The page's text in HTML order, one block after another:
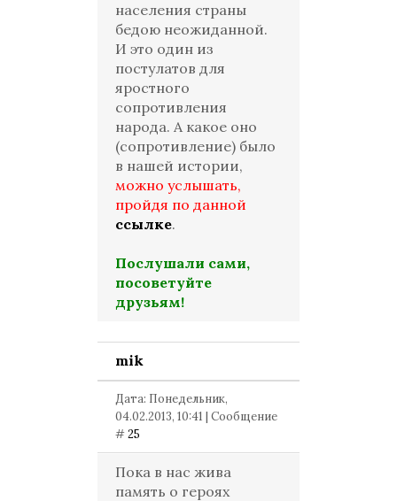
населения страны
бедою неожиданной.
И это один из
постулатов для
яростного
сопротивления
народа. А какое оно
(сопротивление) было
в нашей истории,
можно услышать,
пройдя по данной
ссылке.
Послушали сами,
посоветуйте
друзьям!
mik
Дата: Понедельник,
04.02.2013, 10:41 | Сообщение
#25
Пока в нас жива
память о героях